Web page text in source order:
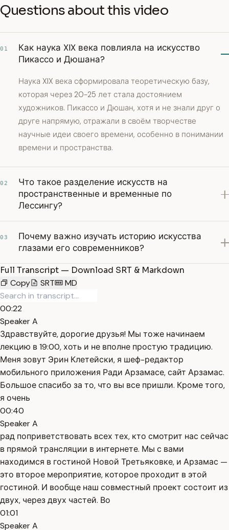
Questions about this video
01
Как наука XIX века повлияла на искусство
Пикассо и Дюшана?
Наука XIX века сформировала теоретическую базу,
которая через 20-25 лет стала достоянием
художников. Пикассо и Дюшан, хотя и не знали друг о
друге напрямую, отражали в своём творчестве
научные идеи своего времени, особенно в понимании
времени и пространства.
02
Что такое разделение искусств на
пространственные и временные по
Лессингу?
03
Почему важно изучать историю искусства
глазами его современников?
Full Transcript — Download SRT & Markdown
Copy
SRT MD
00:22
Speaker A
Здравствуйте, дорогие друзья! Мы тоже начинаем
лекцию в 19:00, хоть и не вполне простую традицию.
Меня зовут Эрин Клетейски, я шеф-редактор
мобильного приложения Ради Арзамасе, сайт Арзамас.
Большое спасибо за то, что вы все пришли. Кроме того,
я очень
00:40
Speaker A
рад поприветствовать всех тех, кто смотрит нас сейчас
в прямой трансляции в интернете. Мы с вами
находимся в гостиной Новой Третьяковке, и Арзамас —
это второе мероприятие, которое проходит в этой
гостиной. И вообще наш совместный проект состоит из
двух, через двух частей. Во
01:01
Speaker A